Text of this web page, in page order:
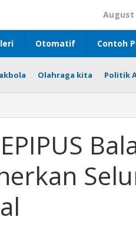
August
Otomatif Contoh
Olahraga kita Politik